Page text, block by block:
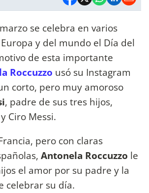
se celebra en varios
y del mundo el Día del
de esta importante
Roccuzzo usó su Instagram
corto, pero muy amoroso
, padre de sus tres hijos,
Ciro Messi.
pero con claras
Antonela Roccuzzo le
el amor por su padre y la
celebrar su día.